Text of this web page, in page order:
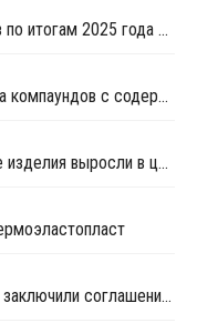
Российский рынок суперконцентратов по итогам 2025 года сократился на 6%
БАЛИТЕХ поставил линию для выпуска компаундов с содержанием стекловолокна до 35%
В России резиновые и пластмассовые изделия выросли в цене на 8,3%
Rehau и российская компания "Бофор" заключили соглашение о сотрудничестве